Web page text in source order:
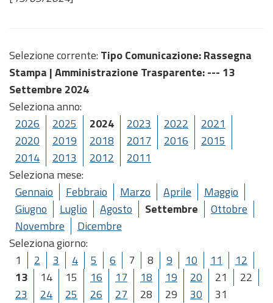
Selezione corrente: Tipo Comunicazione: Rassegna
Stampa |Amministrazione Trasparente: --- 13
Settembre 2024
Seleziona anno:
2026
2025 2024 2023 2022
2021
2020
2019 2018 2017 2016
2015
2014
2013 2012
2011
Seleziona mese:
Gennaio
Febbraio Marzo Aprile
Maggio
Giugno
Luglio Agosto Settembre
Ottobre
Novembre
Dicembre
Seleziona giorno:
1
2 3 4 5 6 7 8 9 10 11
12
13
14 15 16 17 18 19 20 21
22
23
24 25 26 27 28 29 30 31